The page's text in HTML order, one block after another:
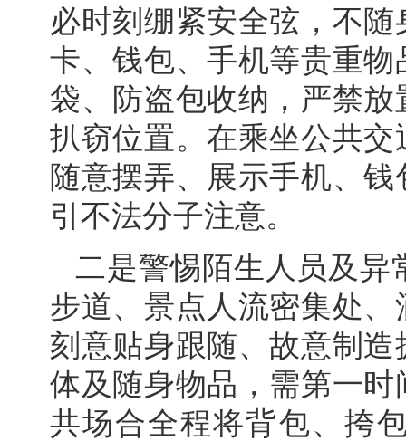
必时刻绷紧安全弦，不
卡、钱包、手机等贵重
袋、防盗包收纳，严禁
扒窃位置。在乘坐公共
随意摆弄、展示手机、
引不法分子注意。
二是警惕陌生人员及异
步道、景点人流密集处
刻意贴身跟随、故意制
体及随身物品，需第一
共场合全程将背包、挎